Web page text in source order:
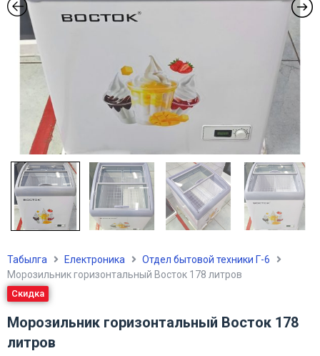
Табылга Електроника
Отдел бытовой техники Г-6
Морозильник горизонтальный Восток 178 литров
Скидка
Морозильник горизонтальный Восток 178
литров